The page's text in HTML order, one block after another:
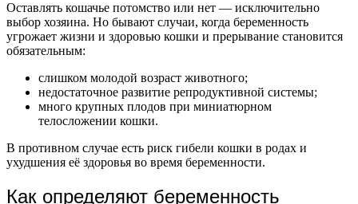
Оставлять кошачье потомство или нет — исключительно
выбор хозяина. Но бывают случаи, когда беременность
угрожает жизни и здоровью кошки и прерывание становится
обязательным:
слишком молодой возраст животного;
недостаточное развитие репродуктивной системы;
много крупных плодов при миниатюрном
телосложении кошки.
В противном случае есть риск гибели кошки в родах и
ухудшения её здоровья во время беременности.
Как определяют беременность